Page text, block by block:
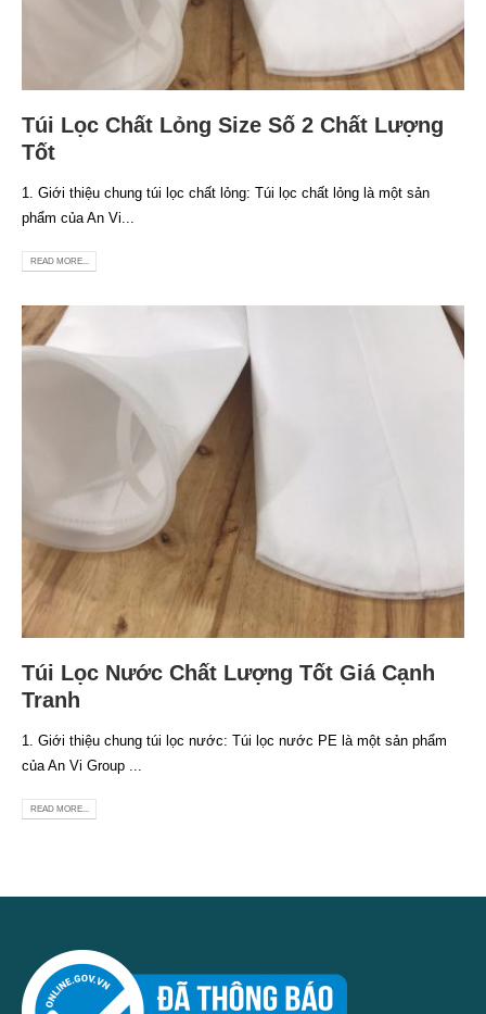
Túi Lọc Chất Lỏng Size Số 2 Chất Lượng
Tốt
1. Giới thiệu chung túi lọc chất lỏng: Túi lọc chất lỏng là một sản
phẩm của An Vi...
READ MORE...
Túi Lọc Nước Chất Lượng Tốt Giá Cạnh
Tranh
1. Giới thiệu chung túi lọc nước: Túi lọc nước PE là một sản phẩm
của An Vi Group ...
READ MORE...